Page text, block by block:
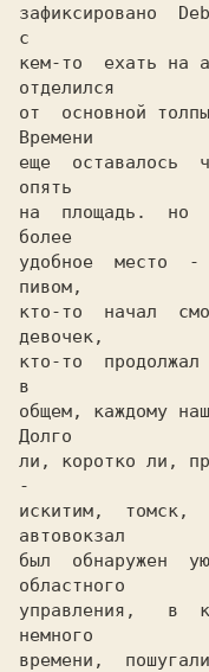
зафиксировано
с
кем-то  ехать на
отделился
от  основной
еще  оставалось
опять
на  площадь.  но
более
удобное  место  -
пивом,
кто-то  начал
девочек,
кто-то
в
общем, каждому
Долго
ли, коротко ли,
-
искитим,  томск,
автовокзал
был  обнаружен
областного
управления,   в
немного
времени,